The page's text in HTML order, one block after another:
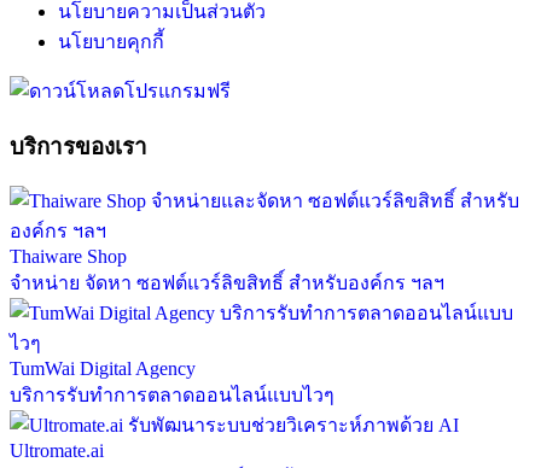
นโยบายความเป็นส่วนตัว
นโยบายคุกกี้
บริการของเรา
Thaiware Shop
จำหน่าย จัดหา ซอฟต์แวร์ลิขสิทธิ์ สำหรับองค์กร ฯลฯ
TumWai Digital Agency
บริการรับทำการตลาดออนไลน์แบบไวๆ
Ultromate.ai